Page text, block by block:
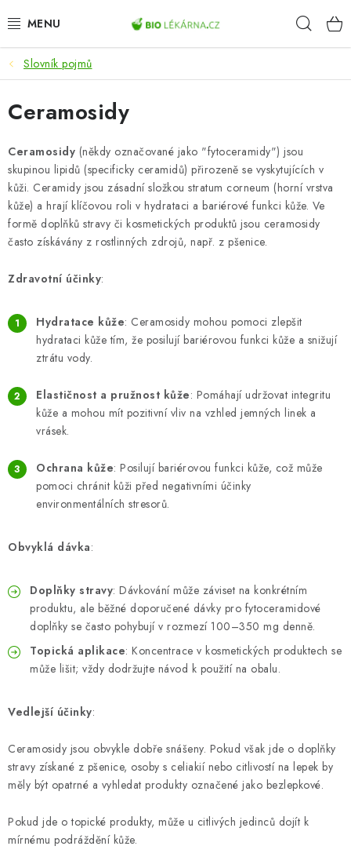
na
AKCE
DOPLŇKY STRAVY
PŘÍRODNÍ KOSMETIKA
SPORT
ZDRAVÉ POTRAVINY
PŘÍSTROJE
ZDRAVOTNÍ OKRUHY
ZNAČKY
Odborný garant MUDr. Monika Klaudysová
Jak nakupovat
GDPR
Obchodní podmínky Kontakty
Slovník pojmů
Slovník pojmů
Ceramosidy
Ceramosidy (někdy označované jako "fytoceramidy") jsou
skupinou lipidů (specificky ceramidů) přirozeně se vyskytujících v
kůži. Ceramidy jsou zásadní složkou stratum corneum (horní vrstva
kůže) a hrají klíčovou roli v hydrataci a bariérové funkci kůže. Ve
formě doplňků stravy či kosmetických produktů jsou ceramosidy
často získávány z rostlinných zdrojů, např. z pšenice.
Zdravotní účinky:
Hydratace kůže: Ceramosidy mohou pomoci zlepšit
hydrataci kůže tím, že posilují bariérovou funkci kůže a snižují
ztrátu vody.
Elastičnost a pružnost kůže: Pomáhají udržovat integritu
kůže a mohou mít pozitivní vliv na vzhled jemných linek a
vrásek.
Ochrana kůže: Posilují bariérovou funkci kůže, což může
pomoci chránit kůži před negativními účinky
environmentálních stresorů.
Obvyklá dávka:
Doplňky stravy: Dávkování může záviset na konkrétním
produktu, ale běžné doporučené dávky pro fytoceramidové
doplňky se často pohybují v rozmezí 100–350 mg denně.
Topická aplikace: Koncentrace v kosmetických produktech se
může lišit; vždy dodržujte návod k použití na obalu.
Vedlejší účinky:
Ceramosidy jsou obvykle dobře snášeny. Pokud však jde o doplňky
stravy získané z pšenice, osoby s celiakií nebo citlivostí na lepek by
měly být opatrné a vyhledat produkty označené jako bezlepkové.
Pokud jde o topické produkty, může u citlivých jedinců dojít k
mírnému podráždění kůže.